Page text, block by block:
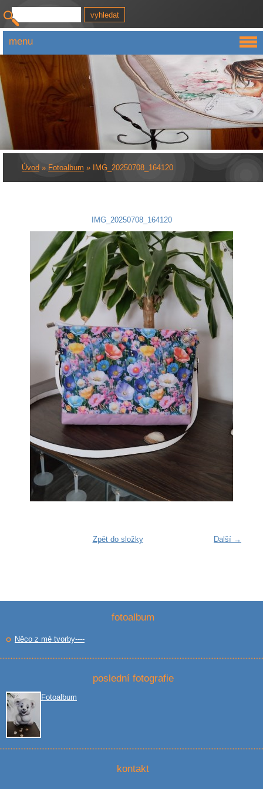
Úvod » Fotoalbum » IMG_20250708_164120
IMG_20250708_164120
Další →
Zpět do složky
menu
fotoalbum
Něco z mé tvorby----
poslední fotografie
Fotoalbum
kontakt